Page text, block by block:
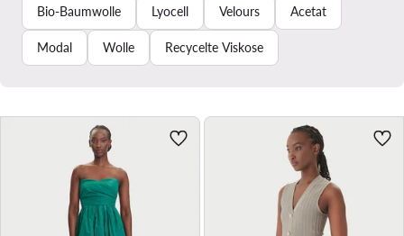
Bio-Baumwolle Lyocell Velours Acetat
Modal Wolle Recycelte Viskose